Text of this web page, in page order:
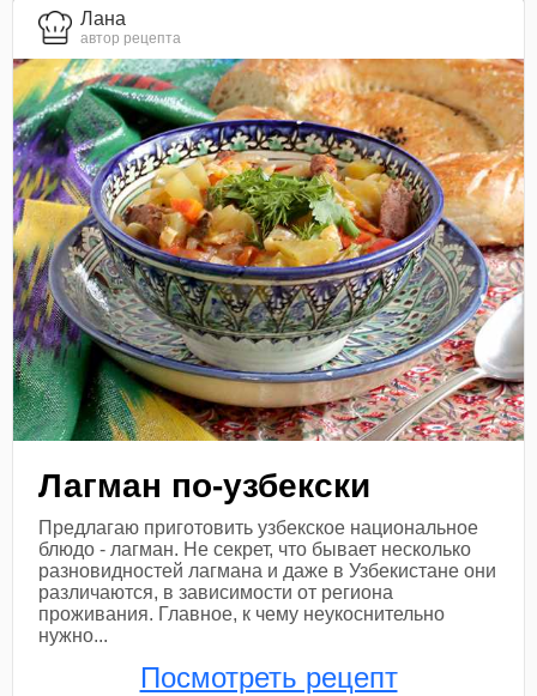
Лана
автор рецепта
Лагман по-узбекски
Предлагаю приготовить узбекское национальное
блюдо - лагман. Не секрет, что бывает несколько
разновидностей лагмана и даже в Узбекистане они
различаются, в зависимости от региона
проживания. Главное, к чему неукоснительно
нужно...
Посмотреть рецепт